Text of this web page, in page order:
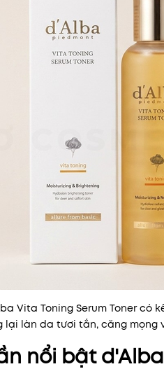
Vita Toning Serum Toner
lại làn da tươi tắn, căng mọng
nổi bật